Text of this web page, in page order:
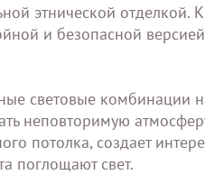
этнической отделкой.
и безопасной
световые комбинации
неповторимую
потолка, создает
поглощают свет.